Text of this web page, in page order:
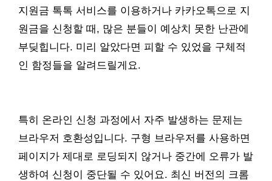
지원금 톡톡 서비스를 이용하거나 카카오톡으로 지
원금을 신청할 때, 많은 분들이 예상치 못한 난관에
부딪힙니다. 미리 알았다면 피할 수 있었을 구체적
인 함정들을 알려드릴게요.
특히 온라인 신청 과정에서 자주 발생하는 문제는
브라우저 호환성입니다. 구형 브라우저를 사용하면
페이지가 제대로 로딩되지 않거나 중간에 오류가 발
생하여 신청이 중단될 수 있어요. 최신 버전의 크롬